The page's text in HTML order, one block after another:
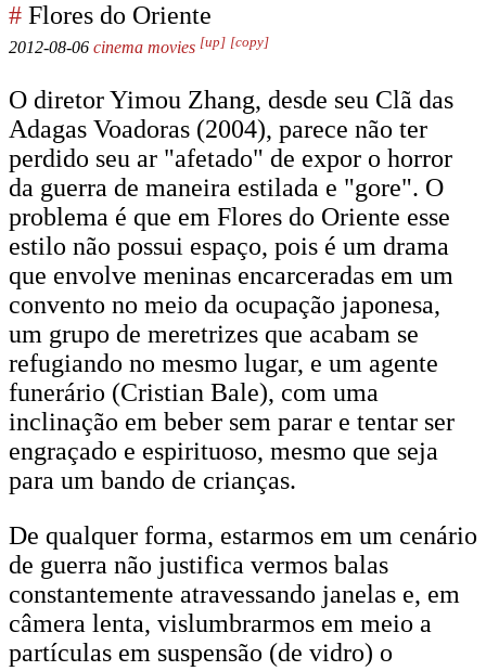
# Flores do Oriente
2012-08-06 cinema movies [up] [copy]
O diretor Yimou Zhang, desde seu Clã das
Adagas Voadoras (2004), parece não ter
perdido seu ar "afetado" de expor o horror
da guerra de maneira estilada e "gore". O
problema é que em Flores do Oriente esse
estilo não possui espaço, pois é um drama
que envolve meninas encarceradas em um
convento no meio da ocupação japonesa,
um grupo de meretrizes que acabam se
refugiando no mesmo lugar, e um agente
funerário (Cristian Bale), com uma
inclinação em beber sem parar e tentar ser
engraçado e espirituoso, mesmo que seja
para um bando de crianças.
De qualquer forma, estarmos em um cenário
de guerra não justifica vermos balas
constantemente atravessando janelas e, em
câmera lenta, vislumbrarmos em meio a
partículas em suspensão (de vidro) o